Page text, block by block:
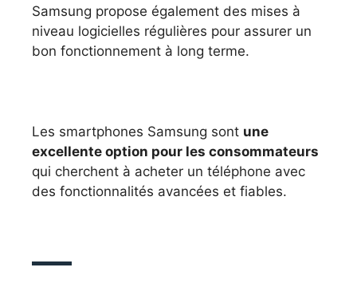
Samsung propose également des mises à
niveau logicielles régulières pour assurer un
bon fonctionnement à long terme.
Les smartphones Samsung sont une
excellente option pour les consommateurs
qui cherchent à acheter un téléphone avec
des fonctionnalités avancées et fiables.